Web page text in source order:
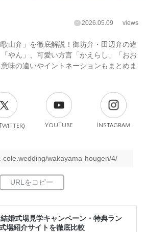
2026.05.09 views
山弁」を徹底解説！御坊弁・田辺弁の違
やん」、可愛い方言「かえらし」「おお
味の違いやイントネーションもまとめま
YouTube Instagram
cole.wedding/wakayama-hougen/4/
婚式場見学キャンペーン・特典ラン
場紹介サイトを徹底比較